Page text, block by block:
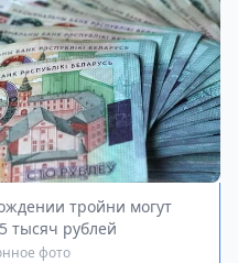
тройни могут
тысяч рублей
фото